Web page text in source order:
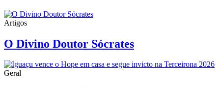
Artigos
O Divino Doutor Sócrates
Geral